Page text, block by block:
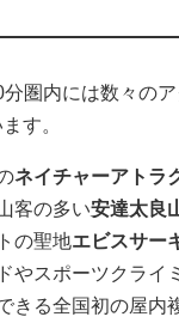
圏内には数々の
す。
ネイチャーアトラ
客の多い安達太良
の聖地エビスサー
やスポーツクライ
きる全国初の屋内